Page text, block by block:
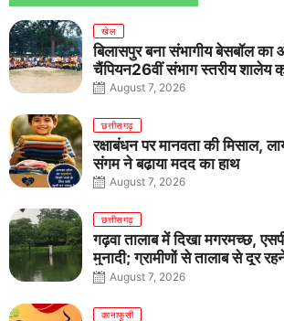
खेल
बिलासपुर बना संभागीय बेसबॉल
चैंपियन26वीं संभाग स्तरीय शालेय
तीनों आयु वर्गों में शानदार प्रदर्शन
August 7, 2026
छत्तीसगढ़
रक्षाबंधन पर मानवता की मिसाल,
संगम ने बढ़ाया मदद का हाथ
August 7, 2026
छत्तीसगढ़
गढ़वा तालाब में दिखा मगरमच्छ,
मुनादी; ग्रामीणों से तालाब से दूर
August 7, 2026
कानाफूसी